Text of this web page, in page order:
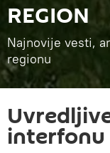
REGION
Najnovije vesti,
regionu
interfonu